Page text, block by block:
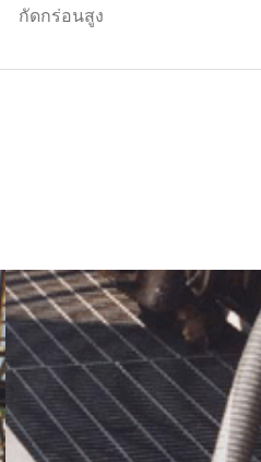
กัดกร่อนสูง